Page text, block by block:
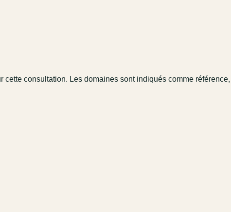
consultation. Les domaines sont indiqués comme